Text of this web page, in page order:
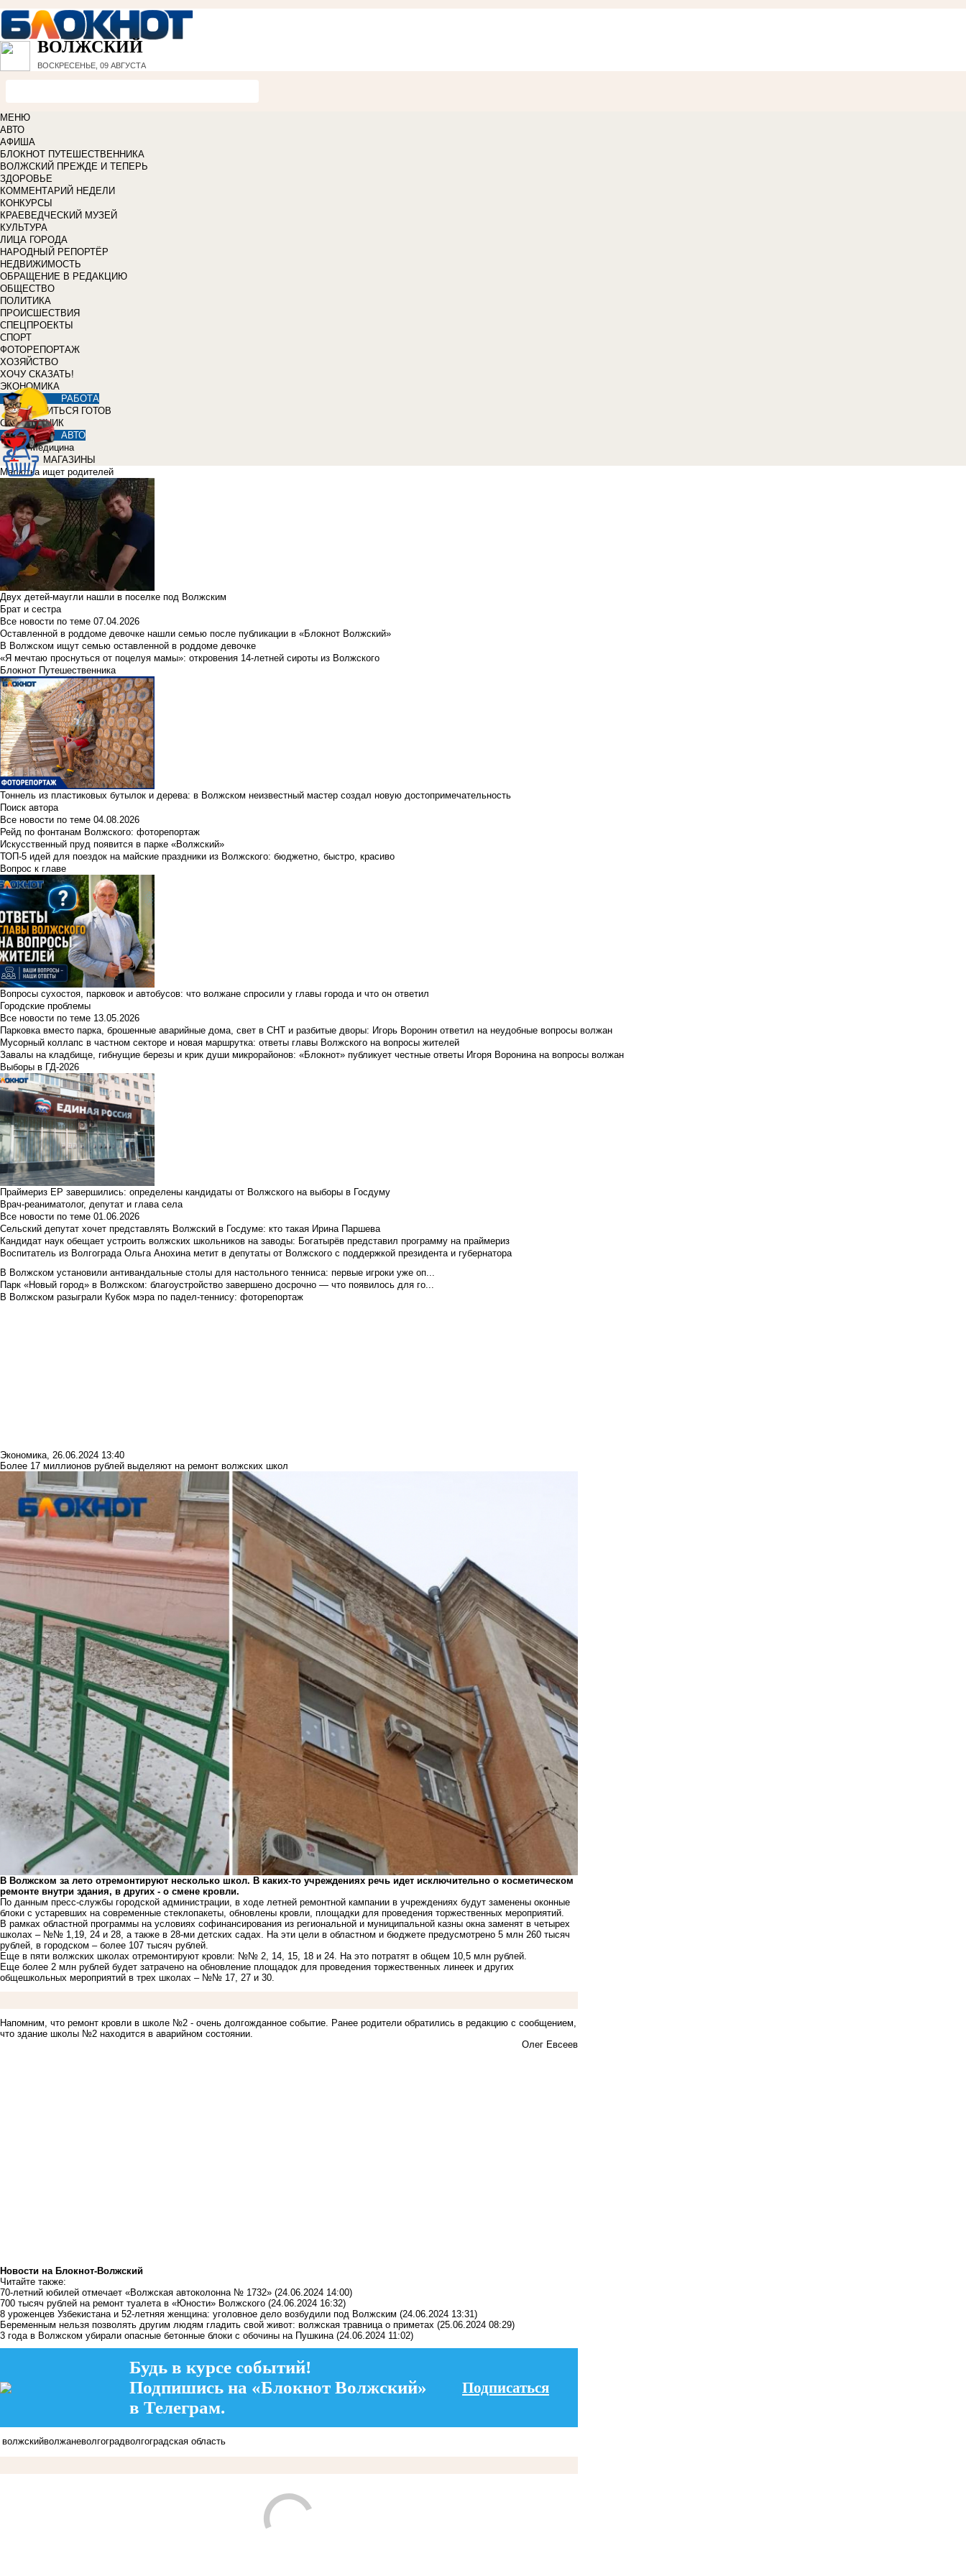
ВОЛЖСКИЙ
ВОСКРЕСЕНЬЕ, 09 АВГУСТА
МЕНЮ
АВТО
АФИША
БЛОКНОТ ПУТЕШЕСТВЕННИКА
ВОЛЖСКИЙ ПРЕЖДЕ И ТЕПЕРЬ
ЗДОРОВЬЕ
КОММЕНТАРИЙ НЕДЕЛИ
КОНКУРСЫ
КРАЕВЕДЧЕСКИЙ МУЗЕЙ
КУЛЬТУРА
ЛИЦА ГОРОДА
НАРОДНЫЙ РЕПОРТЁР
НЕДВИЖИМОСТЬ
ОБРАЩЕНИЕ В РЕДАКЦИЮ
ОБЩЕСТВО
ПОЛИТИКА
ПРОИСШЕСТВИЯ
СПЕЦПРОЕКТЫ
СПОРТ
ФОТОРЕПОРТАЖ
ХОЗЯЙСТВО
ХОЧУ СКАЗАТЬ!
ЭКОНОМИКА
РАБОТА
УЧИТЬСЯ ГОТОВ
СПРАВОЧНИК
АВТО
Медицина
МАГАЗИНЫ
Малютка ищет родителей
Двух детей-маугли нашли в поселке под Волжским
Брат и сестра
Все новости по теме 07.04.2026
Оставленной в роддоме девочке нашли семью после публикации в «Блокнот Волжский»
В Волжском ищут семью оставленной в роддоме девочке
«Я мечтаю проснуться от поцелуя мамы»: откровения 14-летней сироты из Волжского
Блокнот Путешественника
Тоннель из пластиковых бутылок и дерева: в Волжском неизвестный мастер создал новую достопримечательность
Поиск автора
Все новости по теме 04.08.2026
Рейд по фонтанам Волжского: фоторепортаж
Искусственный пруд появится в парке «Волжский»
ТОП-5 идей для поездок на майские праздники из Волжского: бюджетно, быстро, красиво
Вопрос к главе
Вопросы сухостоя, парковок и автобусов: что волжане спросили у главы города и что он ответил
Городские проблемы
Все новости по теме 13.05.2026
Парковка вместо парка, брошенные аварийные дома, свет в СНТ и разбитые дворы: Игорь Воронин ответил на неудобные вопросы волжан
Мусорный коллапс в частном секторе и новая маршрутка: ответы главы Волжского на вопросы жителей
Завалы на кладбище, гибнущие березы и крик души микрорайонов: «Блокнот» публикует честные ответы Игоря Воронина на вопросы волжан
Выборы в ГД-2026
Праймериз ЕР завершились: определены кандидаты от Волжского на выборы в Госдуму
Врач-реаниматолог, депутат и глава села
Все новости по теме 01.06.2026
Сельский депутат хочет представлять Волжский в Госдуме: кто такая Ирина Паршева
Кандидат наук обещает устроить волжских школьников на заводы: Богатырёв представил программу на праймериз
Воспитатель из Волгограда Ольга Анохина метит в депутаты от Волжского с поддержкой президента и губернатора
В Волжском установили антивандальные столы для настольного тенниса: первые игроки уже оп...
Парк «Новый город» в Волжском: благоустройство завершено досрочно — что появилось для го...
В Волжском разыграли Кубок мэра по падел-теннису: фоторепортаж
Экономика, 26.06.2024 13:40
Более 17 миллионов рублей выделяют на ремонт волжских школ
В Волжском за лето отремонтируют несколько школ. В каких-то учреждениях речь идет исключительно о косметическом
ремонте внутри здания, в других - о смене кровли.
По данным пресс-службы городской администрации, в ходе летней ремонтной кампании в учреждениях будут заменены оконные
блоки с устаревших на современные стеклопакеты, обновлены кровли, площадки для проведения торжественных мероприятий.
В рамках областной программы на условиях софинансирования из региональной и муниципальной казны окна заменят в четырех
школах – №№ 1,19, 24 и 28, а также в 28-ми детских садах. На эти цели в областном и бюджете предусмотрено 5 млн 260 тысяч
рублей, в городском – более 107 тысяч рублей.
Еще в пяти волжских школах отремонтируют кровли: №№ 2, 14, 15, 18 и 24. На это потратят в общем 10,5 млн рублей.
Еще более 2 млн рублей будет затрачено на обновление площадок для проведения торжественных линеек и других
общешкольных мероприятий в трех школах – №№ 17, 27 и 30.
Напомним, что ремонт кровли в школе №2 - очень долгожданное событие. Ранее родители обратились в редакцию с сообщением,
что здание школы №2 находится в аварийном состоянии.
Олег Евсеев
Новости на Блoкнoт-Волжский
Читайте также:
70-летний юбилей отмечает «Волжская автоколонна № 1732» (24.06.2024 14:00)
700 тысяч рублей на ремонт туалета в «Юности» Волжского (24.06.2024 16:32)
8 уроженцев Узбекистана и 52-летняя женщина: уголовное дело возбудили под Волжским (24.06.2024 13:31)
Беременным нельзя позволять другим людям гладить свой живот: волжская травница о приметах (25.06.2024 08:29)
3 года в Волжском убирали опасные бетонные блоки с обочины на Пушкина (24.06.2024 11:02)
Будь в курсе событий!
Подпишись на «Блокнот Волжский»
в Телеграм.
Подписаться
волжскийволжаневолгоградволгоградская область